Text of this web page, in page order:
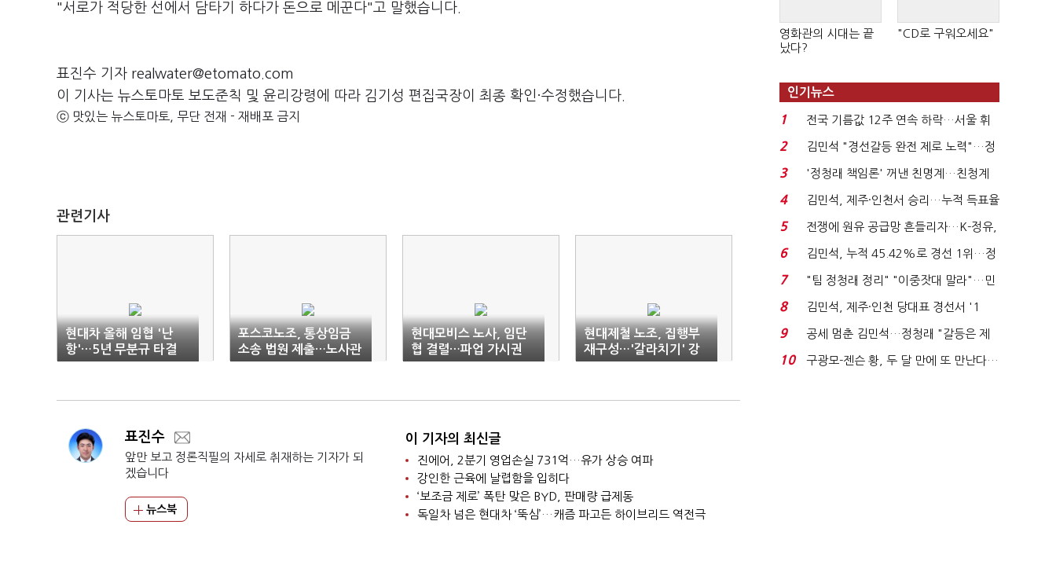
"서로가 적당한 선에서 담타기 하다가 돈으로 메꾼다"고 말했습니다.
표진수 기자 realwater@etomato.com
이 기사는 뉴스토마토 보도준칙 및 윤리강령에 따라 김기성 편집국장이 최종 확인·수정했습니다.
ⓒ 맛있는 뉴스토마토, 무단 전재 - 재배포 금지
관련기사
현대차 올해 임협 '난
항'…5년 무분규 타결
깨지나
포스코노조, 통상임금
소송 법원 제출…노사관
계 '악화일로'
현대모비스 노사, 임단
협 결렬…파업 가시권
현대제철 노조, 집행부
재구성…'갈라치기' 강
력투쟁
표진수
앞만 보고 정론직필의 자세로 취재하는 기자가 되
겠습니다
뉴스북
이 기자의 최신글
진에어, 2분기 영업손실 731억…유가 상승 여파
강인한 근육에 날렵함을 입히다
‘보조금 제로’ 폭탄 맞은 BYD, 판매량 급제동
독일차 넘은 현대차 ‘뚝심’…캐즘 파고든 하이브리드 역전극
영화관의 시대는 끝
났다?
"CD로 구워오세요"
인기뉴스
1
전국 기름값 12주 연속 하락…서울 휘
발윳값 1909원...
2
김민석 "경선갈등 완전 제로 노력"…정
청래 "반명 공세 사...
3
'정청래 책임론' 꺼낸 친명계…친청계
는 추가투표 때리기...
4
김민석, 제주·인천서 승리…누적 득표율
'1위 탈환'(종합)...
5
전쟁에 원유 공급망 흔들리자…K-정유,
에너지안보 핵심...
6
김민석, 누적 45.42%로 경선 1위…정
청래와 격차 0.86%p(...
7
"팀 정청래 정리" "이중잣대 말라"…민
주 최고위원 계파 다...
8
김민석, 제주·인천 당대표 경선서 '1
위'(1보)...
9
공세 멈춘 김민석…정청래 "갈등은 제
가 수습"
10
구광모-젠슨 황, 두 달 만에 또 만난다…